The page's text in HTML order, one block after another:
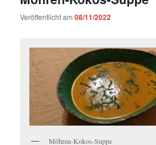
Veröffentlicht am08/11/2022
Möhren-Kokos-Suppe